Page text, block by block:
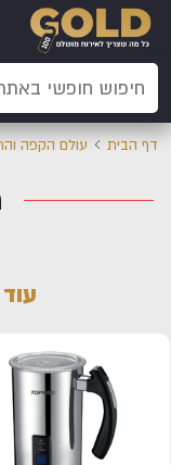
דף הבית עולם הקפה